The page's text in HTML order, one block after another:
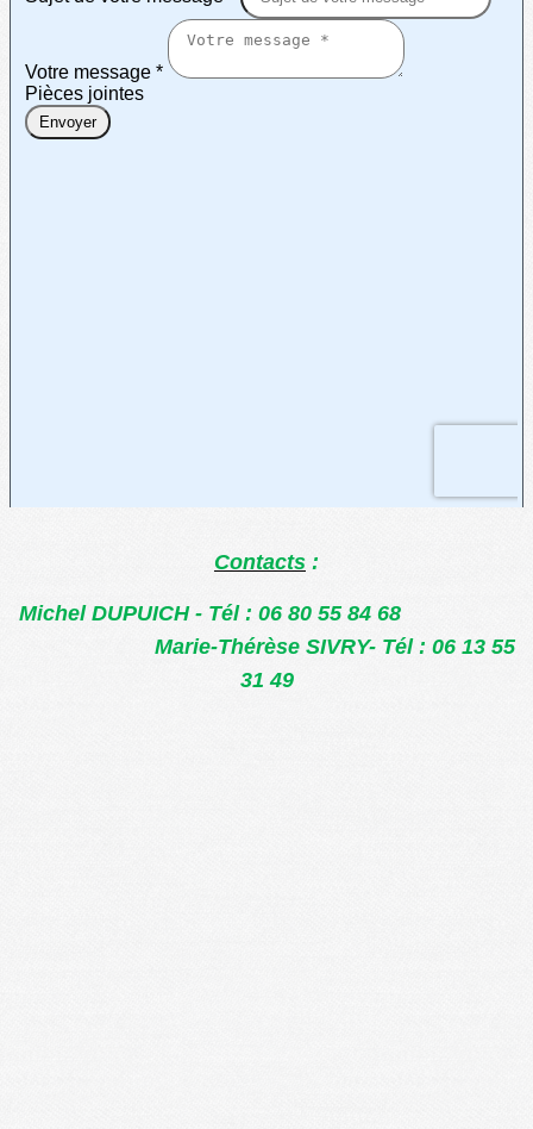
Contacts :
Michel DUPUICH - Tél : 06 80 55 84 68
Marie-Thérèse SIVRY- Tél : 06 13 55
31 49